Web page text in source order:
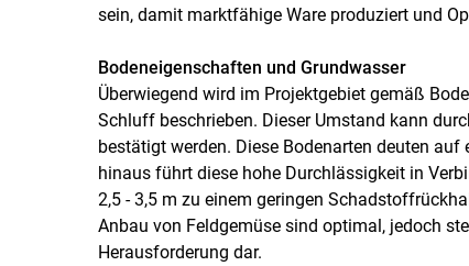
sein, damit marktfähige Ware produziert und
Bodeneigenschaften und Grundwasser
Überwiegend wird im Projektgebiet gemäß
Schluff beschrieben. Dieser Umstand kann
bestätigt werden. Diese Bodenarten deuten
hinaus führt diese hohe Durchlässigkeit in
2,5 - 3,5 m zu einem geringen
Anbau von Feldgemüse sind optimal, jedoch
Herausforderung dar.